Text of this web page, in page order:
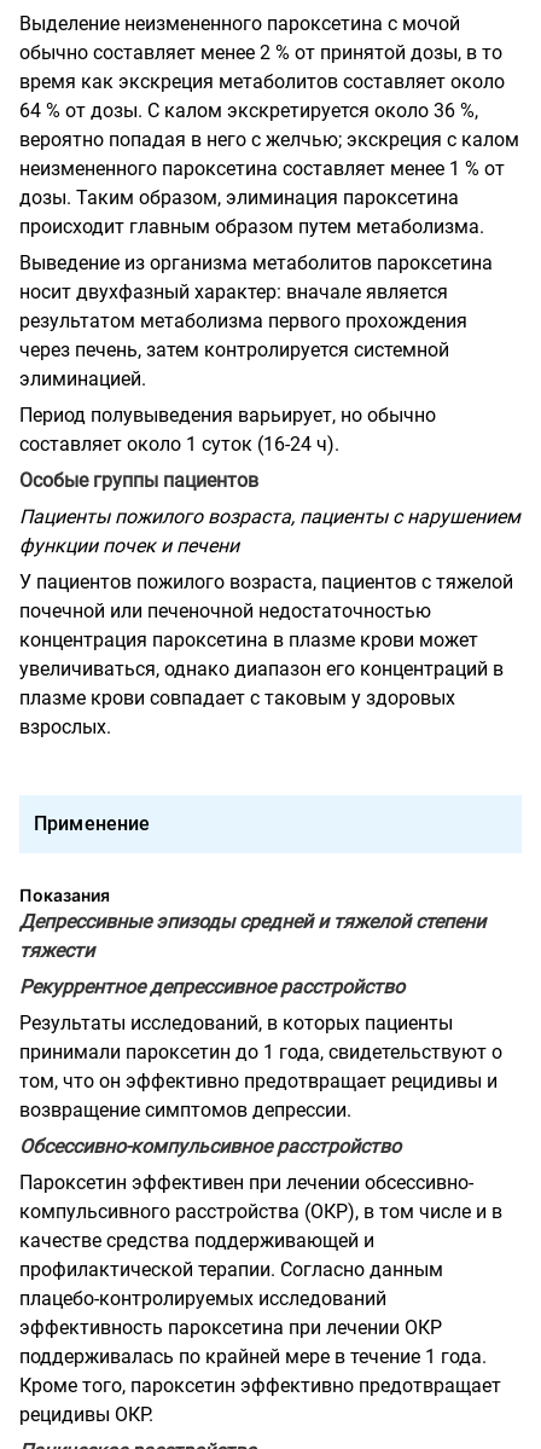
Выделение неизмененного пароксетина с мочой
обычно составляет менее 2 % от принятой дозы, в то
время как экскреция метаболитов составляет около
64 % от дозы. С калом экскретируется около 36 %,
вероятно попадая в него с желчью; экскреция с калом
неизмененного пароксетина составляет менее 1 % от
дозы. Таким образом, элиминация пароксетина
происходит главным образом путем метаболизма.
Выведение из организма метаболитов пароксетина
носит двухфазный характер: вначале является
результатом метаболизма первого прохождения
через печень, затем контролируется системной
элиминацией.
Период полувыведения варьирует, но обычно
составляет около 1 суток (16-24 ч).
Особые группы пациентов
Пациенты пожилого возраста, пациенты с нарушением
функции почек и печени
У пациентов пожилого возраста, пациентов с тяжелой
почечной или печеночной недостаточностью
концентрация пароксетина в плазме крови может
увеличиваться, однако диапазон его концентраций в
плазме крови совпадает с таковым у здоровых
взрослых.
Применение
Показания
Депрессивные эпизоды средней и тяжелой степени
тяжести
Рекуррентное депрессивное расстройство
Результаты исследований, в которых пациенты
принимали пароксетин до 1 года, свидетельствуют о
том, что он эффективно предотвращает рецидивы и
возвращение симптомов депрессии.
Обсессивно-компульсивное расстройство
Пароксетин эффективен при лечении обсессивно-
компульсивного расстройства (ОКР), в том числе и в
качестве средства поддерживающей и
профилактической терапии. Согласно данным
плацебо-контролируемых исследований
эффективность пароксетина при лечении ОКР
поддерживалась по крайней мере в течение 1 года.
Кроме того, пароксетин эффективно предотвращает
рецидивы ОКР.